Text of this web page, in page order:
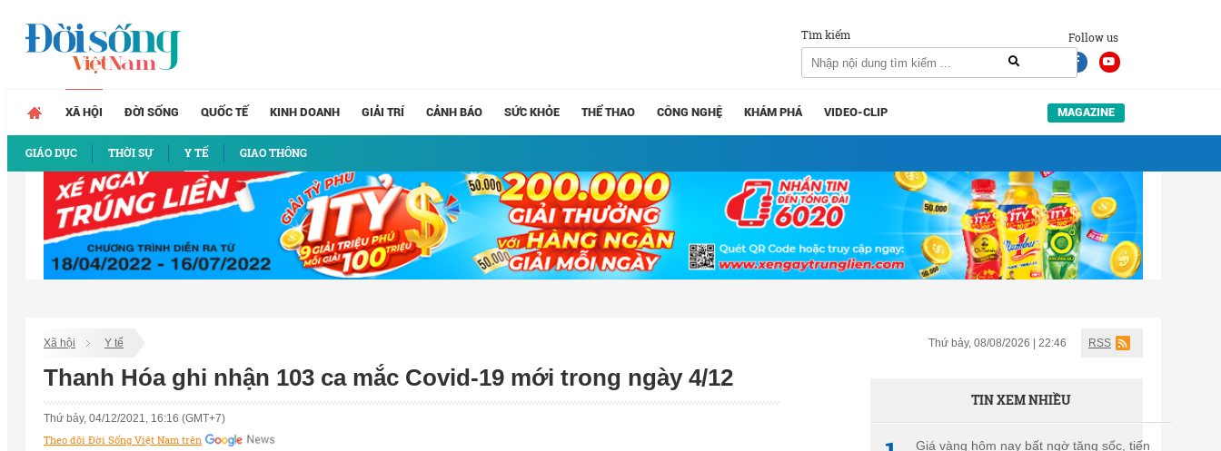
Follow us
Tìm kiếm
XÃ HỘI
GIÁO DỤC THỜI SỰ Y TẾ GIAO THÔNG
ĐỜI SỐNG QUỐC TẾ KINH DOANH GIẢI TRÍ CẢNH BÁO SỨC KHỎE THỂ THAO CÔNG NGHỆ KHÁM PHÁ VIDEO-CLIP MAGAZINE
Xã hội Y tế Thứ bảy, 08/08/2026 | 22:46 RSS
Thanh Hóa ghi nhận 103 ca mắc Covid-19 mới trong ngày 4/12
Thứ bảy, 04/12/2021, 16:16 (GMT+7)
Theo dõi Đời Sống Việt Nam trên
TIN XEM NHIỀU
Giá vàng hôm nay bất ngờ tăng sốc, tiến